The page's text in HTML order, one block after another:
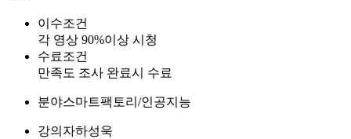
이수조건
각 영상 90%이상 시청
수료조건
만족도 조사 완료시 수료
분야스마트팩토리/인공지능
강의자하성욱